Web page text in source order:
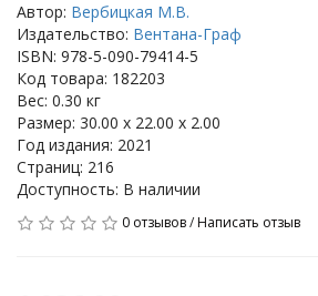
Автор: Вербицкая М.В.
Издательство: Вентана-Граф
ISBN: 978-5-090-79414-5
Код товара: 182203
Вес: 0.30 кг
Размер: 30.00 x 22.00 x 2.00
Год издания: 2021
Страниц: 216
Доступность: В наличии
0 отзывов/Написать отзыв